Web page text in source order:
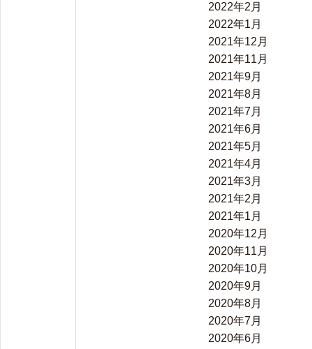
2022年2月
2022年1月
2021年12月
2021年11月
2021年9月
2021年8月
2021年7月
2021年6月
2021年5月
2021年4月
2021年3月
2021年2月
2021年1月
2020年12月
2020年11月
2020年10月
2020年9月
2020年8月
2020年7月
2020年6月